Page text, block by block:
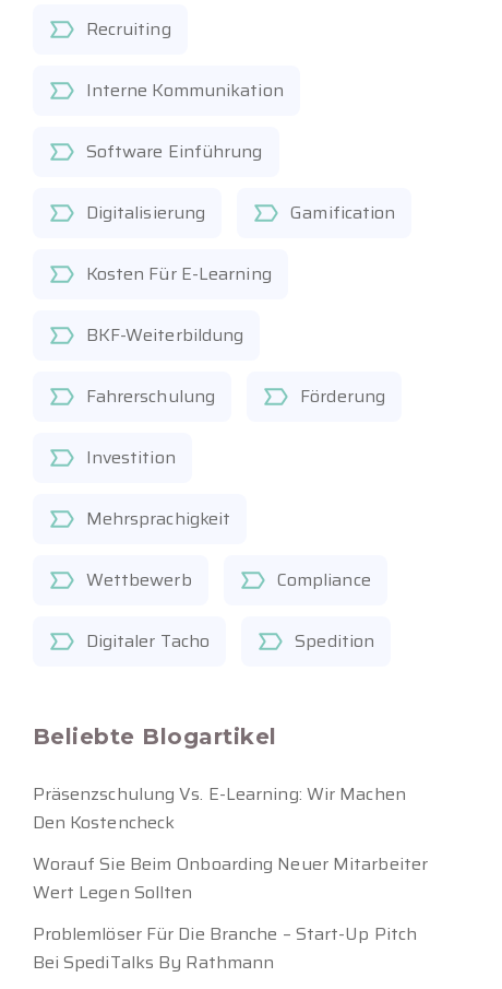
Recruiting
Interne Kommunikation
Software Einführung
Digitalisierung Gamification
Kosten Für E-Learning
BKF-Weiterbildung
Fahrerschulung Förderung
Investition
Mehrsprachigkeit
Wettbewerb Compliance
Digitaler Tacho Spedition
Beliebte Blogartikel
Präsenzschulung Vs. E-Learning: Wir Machen
Den Kostencheck
Worauf Sie Beim Onboarding Neuer Mitarbeiter
Wert Legen Sollten
Problemlöser Für Die Branche – Start-Up Pitch
Bei SpediTalks By Rathmann